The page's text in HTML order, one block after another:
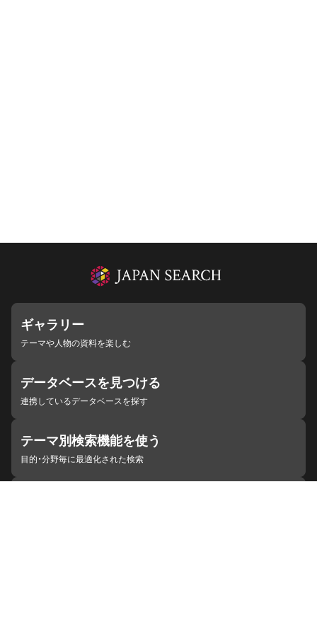
ギャラリー
テーマや人物の資料を楽しむ
データベースを見つける
連携しているデータベースを探す
テーマ別検索機能を使う
目的・分野毎に最適化された検索